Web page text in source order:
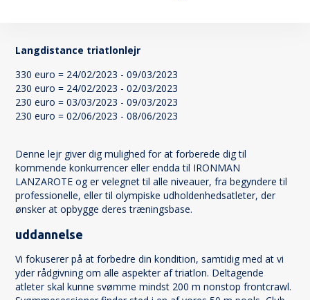
Langdistance triatlonlejr
330 euro = 24/02/2023 - 09/03/2023
230 euro = 24/02/2023 - 02/03/2023
230 euro = 03/03/2023 - 09/03/2023
230 euro = 02/06/2023 - 08/06/2023
Denne lejr giver dig mulighed for at forberede dig til
kommende konkurrencer eller endda til IRONMAN
LANZAROTE og er velegnet til alle niveauer, fra begyndere til
professionelle, eller til olympiske udholdenhedsatleter, der
ønsker at opbygge deres træningsbase.
uddannelse
Vi fokuserer på at forbedre din kondition, samtidig med at vi
yder rådgivning om alle aspekter af triatlon. Deltagende
atleter skal kunne svømme mindst 200 m nonstop frontcrawl.